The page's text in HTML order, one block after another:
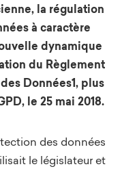
la régulation
à caractère
dynamique
du Règlement
Données1, plus
le 25 mai 2018.
des données
le législateur et